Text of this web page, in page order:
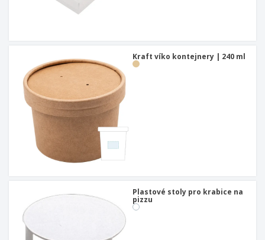
Kraft víko kontejnery | 240 ml
Plastové stoly pro krabice na
pizzu